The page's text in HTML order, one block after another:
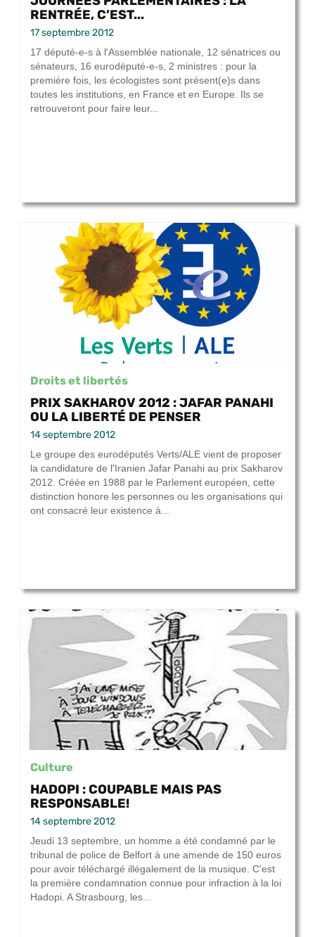
RENTRÉE, C’EST...
17 septembre 2012
17 député-e-s à l'Assemblée nationale, 12 sénatrices ou
sénateurs, 16 eurodéputé-e-s, 2 ministres : pour la
première fois, les écologistes sont présent(e)s dans
toutes les institutions, en France et en Europe. Ils se
retrouveront pour faire leur...
Droits et libertés
PRIX SAKHAROV 2012 : JAFAR PANAHI
OU LA LIBERTÉ DE PENSER
14 septembre 2012
Le groupe des eurodéputés Verts/ALE vient de proposer
la candidature de l'Iranien Jafar Panahi au prix Sakharov
2012. Créée en 1988 par le Parlement européen, cette
distinction honore les personnes ou les organisations qui
ont consacré leur existence à...
Culture
HADOPI : COUPABLE MAIS PAS
RESPONSABLE!
14 septembre 2012
Jeudi 13 septembre, un homme a été condamné par le
tribunal de police de Belfort à une amende de 150 euros
pour avoir téléchargé illégalement de la musique. C'est
la première condamnation connue pour infraction à la loi
Hadopi. A Strasbourg, les...